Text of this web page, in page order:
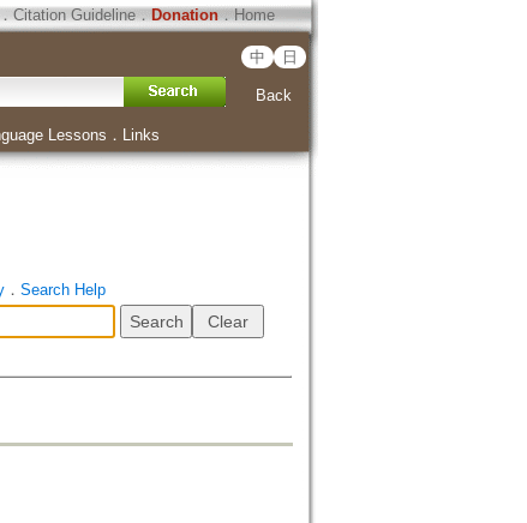
Citation Guideline． Donation．Home
中 日
Back
Lessons ． Links
． Search Help